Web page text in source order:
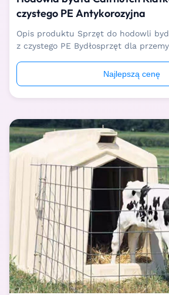
czystego PE Antykorozyjna
Opis produktu Sprzęt do hodowli
z czystego PE Bydłosprzęt dla
cieląt w wieku 0-3 miesięcy, pomaga
wzajemnego ssania, tworzeniu i
Najlepszą cenę